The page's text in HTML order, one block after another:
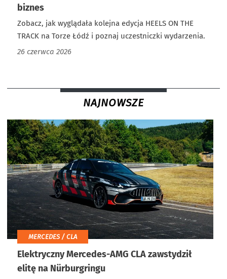
biznes
Zobacz, jak wyglądała kolejna edycja HEELS ON THE
TRACK na Torze Łódź i poznaj uczestniczki wydarzenia.
26 czerwca 2026
NAJNOWSZE
MERCEDES / CLA
Elektryczny Mercedes-AMG CLA zawstydził
elitę na Nürburgringu